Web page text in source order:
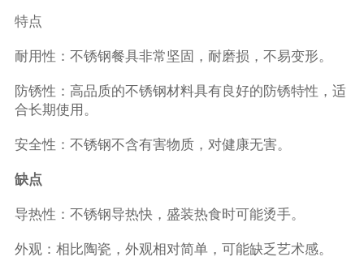
特点
耐用性：不锈钢餐具非常坚固，耐磨损，不易变形。
防锈性：高品质的不锈钢材料具有良好的防锈特性，适
合长期使用。
安全性：不锈钢不含有害物质，对健康无害。
缺点
导热性：不锈钢导热快，盛装热食时可能烫手。
外观：相比陶瓷，外观相对简单，可能缺乏艺术感。